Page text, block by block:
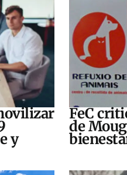
y
FeC
de